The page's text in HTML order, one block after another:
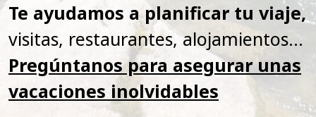
Te ayudamos a planificar tu viaje,
visitas, restaurantes, alojamientos...
Pregúntanos para asegurar unas
vacaciones inolvidables